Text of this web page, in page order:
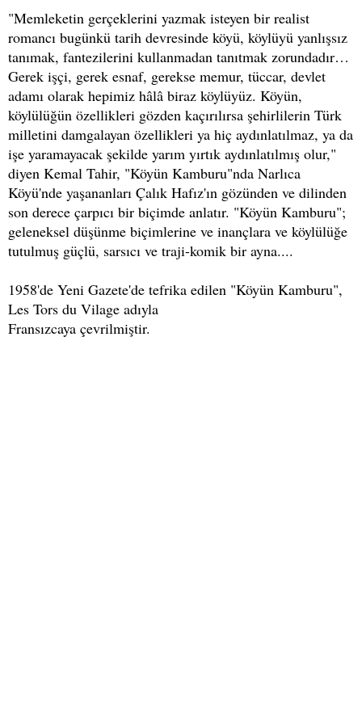
"Memleketin gerçeklerini yazmak isteyen bir realist
romancı bugünkü tarih devresinde köyü, köylüyü yanlışsız
tanımak, fantezilerini kullanmadan tanıtmak zorundadır…
Gerek işçi, gerek esnaf, gerekse memur, tüccar, devlet
adamı olarak hepimiz hâlâ biraz köylüyüz. Köyün,
köylülüğün özellikleri gözden kaçırılırsa şehirlilerin Türk
milletini damgalayan özellikleri ya hiç aydınlatılmaz, ya da
işe yaramayacak şekilde yarım yırtık aydınlatılmış olur,"
diyen Kemal Tahir, "Köyün Kamburu"nda Narlıca
Köyü'nde yaşananları Çalık Hafız'ın gözünden ve dilinden
son derece çarpıcı bir biçimde anlatır. "Köyün Kamburu";
geleneksel düşünme biçimlerine ve inançlara ve köylülüğe
tutulmuş güçlü, sarsıcı ve traji-komik bir ayna....
1958'de Yeni Gazete'de tefrika edilen "Köyün Kamburu",
Les Tors du Vilage adıyla
Fransızcaya çevrilmiştir.